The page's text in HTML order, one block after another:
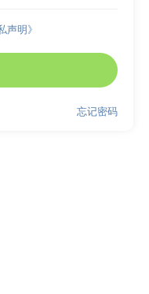
声明》
忘记密码